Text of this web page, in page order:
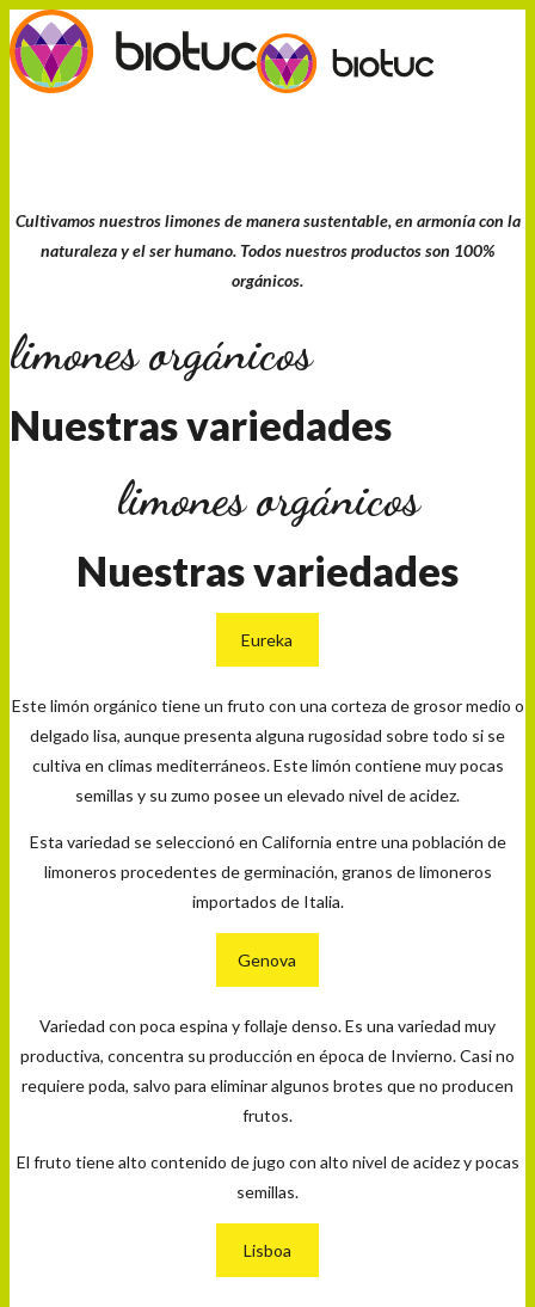
Cultivamos nuestros limones de manera sustentable, en armonía con la
naturaleza y el ser humano. Todos nuestros productos son 100%
orgánicos.
limones orgánicos
Nuestras variedades
limones orgánicos
Nuestras variedades
Eureka
Este limón orgánico tiene un fruto con una corteza de grosor medio o
delgado lisa, aunque presenta alguna rugosidad sobre todo si se
cultiva en climas mediterráneos. Este limón contiene muy pocas
semillas y su zumo posee un elevado nivel de acidez.
Esta variedad se seleccionó en California entre una población de
limoneros procedentes de germinación, granos de limoneros
importados de Italia.
Genova
Variedad con poca espina y follaje denso. Es una variedad muy
productiva, concentra su producción en época de Invierno. Casi no
requiere poda, salvo para eliminar algunos brotes que no producen
frutos.
El fruto tiene alto contenido de jugo con alto nivel de acidez y pocas
semillas.
Lisboa